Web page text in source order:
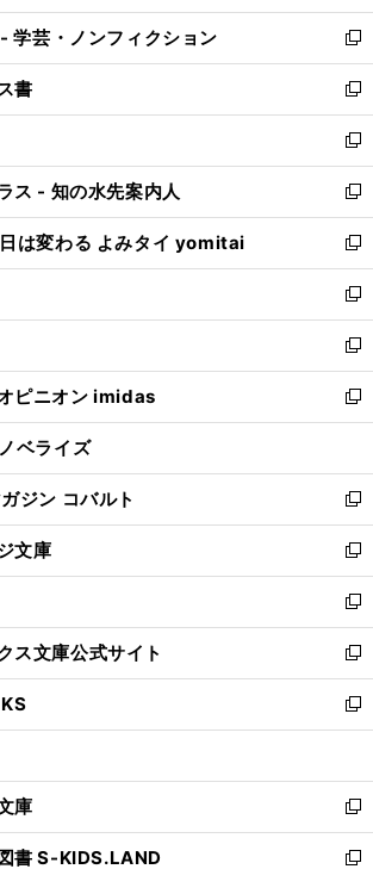
開
く
ウ
で
開
く
ン
ド
ウ
で
開
く
ウ
ィ
ン
ド
ウ
で
開
く
学芸・ノンフィクション
新
し
い
ウ
ィ
ン
ド
ウ
で
開
く
書
新
し
い
ウ
ィ
ン
ド
ウ
で
開
く
新
し
い
ウ
ィ
ン
ド
ウ
で
開
く
ス - 知の水先案内人
新
し
い
ウ
ィ
ン
ド
ウ
で
開
は変わる よみタイ yomitai
新
し
い
ウ
ィ
ン
ド
ウ
開
く
新
し
い
ウ
ィ
ン
ウ
で
開
く
新
し
い
ウ
ン
ド
ウ
で
開
く
ピニオン imidas
新
し
ウ
ィ
ン
ド
ウ
で
開
く
ベライズ
ジン コバルト
新
し
い
ウ
ィ
ン
ド
ウ
で
開
文庫
新
し
い
ウ
ィ
ン
ド
ウ
開
く
新
し
い
ウ
ィ
ン
ウ
で
開
く
ス文庫公式サイト
新
し
い
ウ
ン
ド
ウ
で
新
し
ウ
ィ
ン
ド
庫
新
し
い
書 S-KIDS.LAND
新